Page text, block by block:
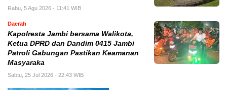
Rabu, 5 Agu 2026 - 11:41 WIB
Daerah
Kapolresta Jambi bersama Walikota,
Ketua DPRD dan Dandim 0415 Jambi
Patroli Gabungan Pastikan Keamanan
Masyaraka
Sabtu, 25 Jul 2026 - 22:43 WIB